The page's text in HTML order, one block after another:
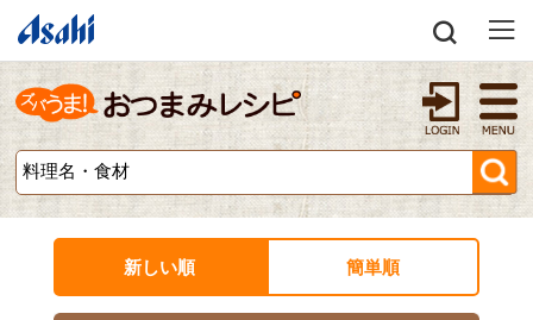
新しい順 簡単順